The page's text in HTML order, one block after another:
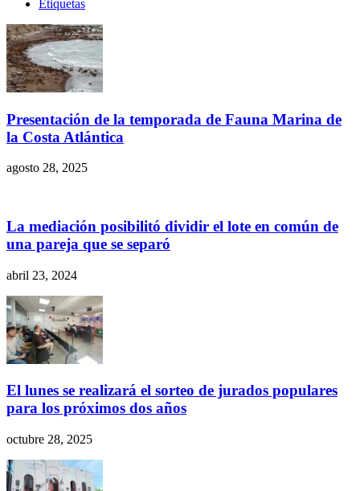
Etiquetas
Presentación de la temporada de Fauna Marina de
la Costa Atlántica
agosto 28, 2025
La mediación posibilitó dividir el lote en común de
una pareja que se separó
abril 23, 2024
El lunes se realizará el sorteo de jurados populares
para los próximos dos años
octubre 28, 2025